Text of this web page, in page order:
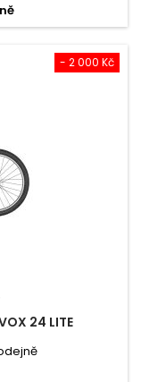
- 2 000 Kč
24 LITE